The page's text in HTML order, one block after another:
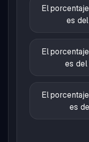
El
es
El
es del
El
es